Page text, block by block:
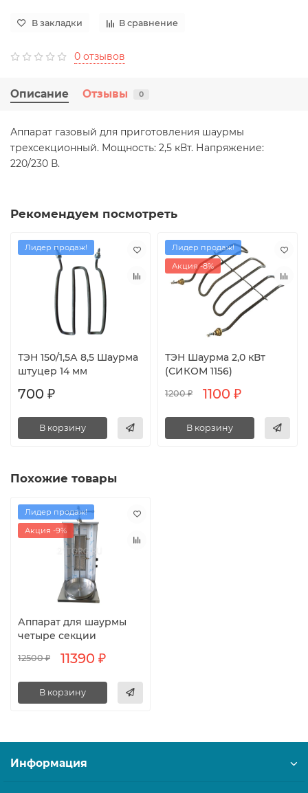
В закладки В сравнение
0 отзывов
Описание Отзывы 0
Аппарат газовый для приготовления шаурмы
трехсекционный. Мощность: 2,5 кВт. Напряжение:
220/230 В.
Рекомендуем посмотреть
Лидер продаж!
ТЭН 150/1,5А 8,5 Шаурма
штуцер 14 мм
700 ₽
В корзину
Лидер продаж!
Акция -8%
ТЭН Шаурма 2,0 кВт
(СИКОМ 1156)
1200 ₽ 1100 ₽
В корзину
Похожие товары
Лидер продаж!
Акция -9%
Аппарат для шаурмы
четыре секции
12500 ₽ 11390 ₽
В корзину
Информация